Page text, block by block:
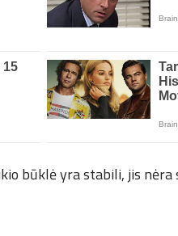
būklė yra stabili, jis nėra